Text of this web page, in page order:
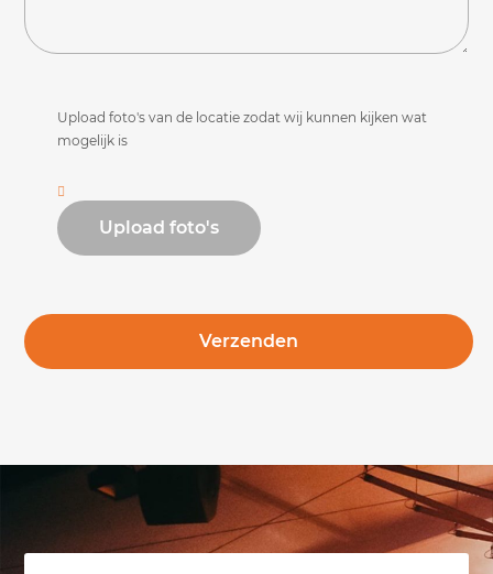
Upload foto's van de locatie zodat wij kunnen kijken wat
mogelijk is